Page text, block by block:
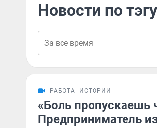
Новости по
РАБОТА ИСТОРИИ
«Боль пропускаешь
Предприниматель